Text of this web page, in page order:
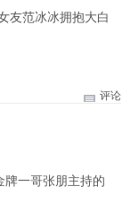
友范冰冰拥抱大白
评论
牌一哥张朋主持的